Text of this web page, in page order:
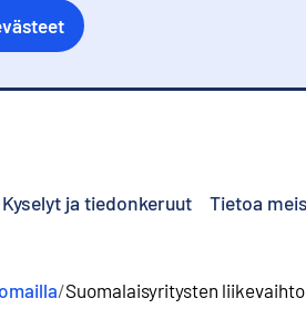
Kyselyt ja tiedonkeruut Tietoa
/Suomalaisyritysten